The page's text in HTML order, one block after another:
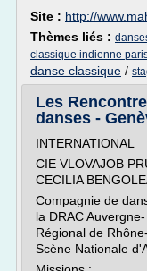
Site : http://
Thèmes liés :
classique indienne
danse classique /
Les
danses -
INTERNATIONAL
CIE VLOVAJOB
CECILIA
Compagnie de
la DRAC
Régional de
Scène Nationale